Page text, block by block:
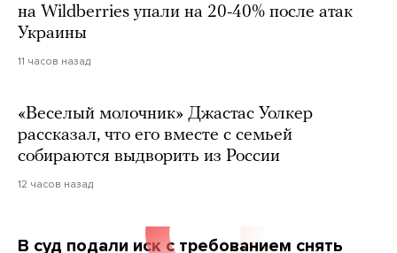
на Wildberries упали на 20-40% после атак
Украины
11 часов назад
«Веселый молочник» Джастас Уолкер
рассказал, что его вместе с семьей
собираются выдворить из России
12 часов назад
В суд подали иск с требованием снять